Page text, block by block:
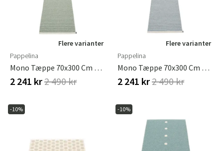
Flere varianter
Pappelina
Mono Tæppe 70x300 Cm Sage / Army
2 241 kr2 490 kr
Flere varianter
Pappelina
Mono Tæppe 70x300 Cm Storm / Light Grey
2 241 kr2 490 kr
-10% -10%